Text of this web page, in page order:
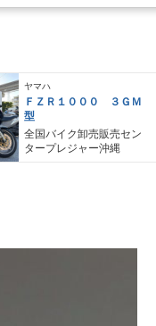
ヤマハ
ＦＺＲ１０００ ３ＧＭ
型
全国バイク卸売販売セン
タープレジャー沖縄